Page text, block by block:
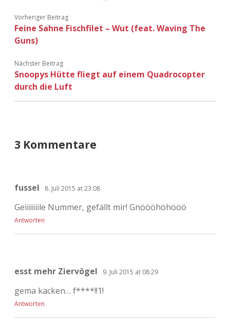
Vorheriger Beitrag
Feine Sahne Fischfilet – Wut (feat. Waving The
Guns)
Nächster Beitrag
Snoopys Hütte fliegt auf einem Quadrocopter
durch die Luft
3 Kommentare
fussel 8. Juli 2015 at 23:08
Geiiiiiiile Nummer, gefällt mir! Gnöööhöhööö
Antworten
esst mehr Ziervögel 9. Juli 2015 at 08:29
gema kacken… f****!!1!
Antworten